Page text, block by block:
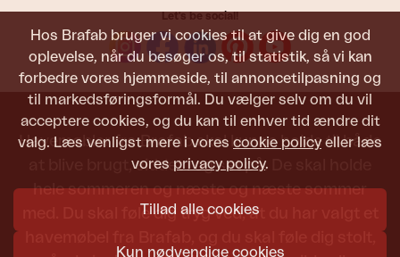
Hos Brafab bruger vi cookies til at give dig en god
oplevelse, når du besøger os, til statistik, så vi kan
forbedre vores hjemmeside, til annoncetilpasning og
til markedsføringsformål. Du vælger selv om du vil
acceptere cookies, og du kan til enhver tid ændre dit
valg. Læs venligst mere i vores cookie policy eller læs
vores privacy policy.
Tillad alle cookies
Kun nødvendige cookies
Let's be social!
Havemøbler fra Brafab skal kunne holde til både
at blive brugt, siddet i og set på. De skal holde
hele sommeren og næste og næste sommer
med. Du skal føle dig tryg ved, at du har valgt et